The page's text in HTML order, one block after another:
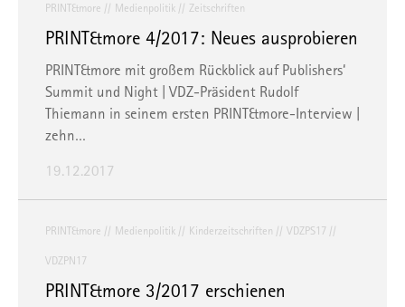
PRINT&more Medienpolitik Zeitschriften
PRINT&more 4/2017: Neues ausprobieren
PRINT&more mit großem Rückblick auf Publishers‘
Summit und Night | VDZ-Präsident Rudolf
Thiemann in seinem ersten PRINT&more-Interview |
zehn…
19.12.2017
PRINT&more Medienpolitik Kinderzeitschriften VDZPS17
VDZPN17
PRINT&more 3/2017 erschienen